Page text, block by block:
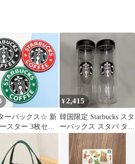
ーバックス☆ 新
スター 3枚セッ
プル オシャレ
¥2,415
韓国限定 Starbucks スタ
ーバックス スタバ タン
ブラー ミルクティー